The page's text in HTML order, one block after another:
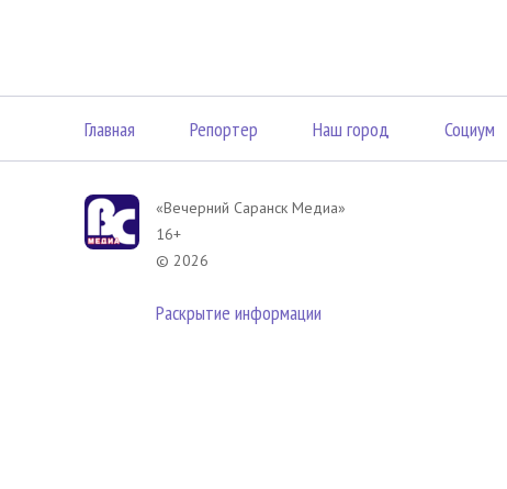
Главная Репортер Наш город Социум
«Вечерний Саранск Mедиа»
16+
© 2026
Раскрытие информации